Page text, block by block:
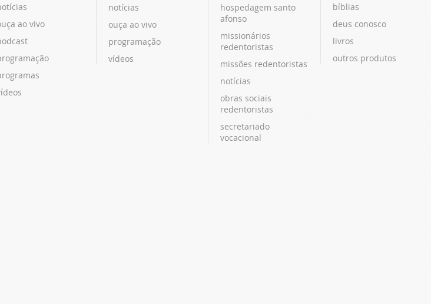
ao vivo
notícias
ouça ao vivo
programação
vídeos
hospedagem santo
afonso
missionários
redentoristas
missões redentoristas
notícias
obras sociais
redentoristas
secretariado
vocacional
bíblias
deus conosco
livros
outros produtos